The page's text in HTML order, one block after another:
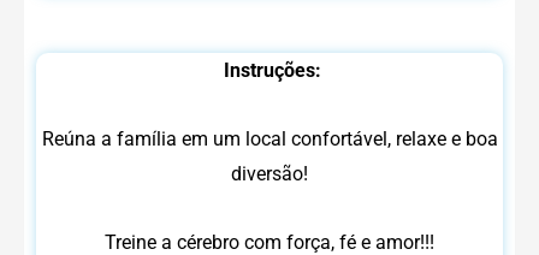
Instruções:
Reúna a família em um local confortável, relaxe e boa
diversão!
Treine a cérebro com força, fé e amor!!!